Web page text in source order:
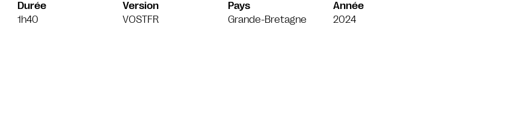
Durée
1h40
Version
VOSTFR
Pays
Grande-Bretagne
Année
2024